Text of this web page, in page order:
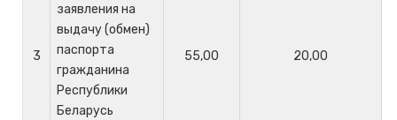
3
заявления на
выдачу (обмен)
паспорта
гражданина
Республики
Беларусь
55,00 20,00